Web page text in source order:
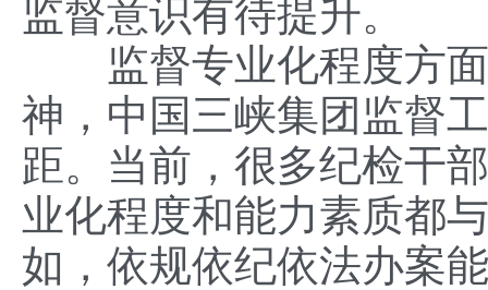
监督意识有待提升。
监督专业化程度方面
神，中国三峡集团监督
距。当前，很多纪检干
业化程度和能力素质都
如，依规依纪依法办案